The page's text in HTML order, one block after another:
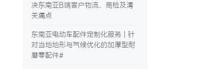
决东南亚B端客户物流、商检及清
关痛点
东南亚电动车配件定制化服务 | 针
对当地地形与气候优化的加厚型耐
磨零配件#